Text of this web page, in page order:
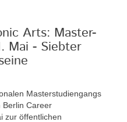
Arts: Master-
Mai - Siebter
Masterstudiengangs
Berlin Career
zur öffentlichen